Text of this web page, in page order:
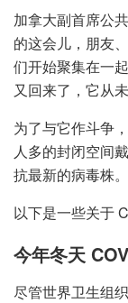
加拿大副首席公
的这会儿，朋友
们开始聚集在一
又回来了，它从
为了与它作斗争
人多的封闭空间
抗最新的病毒株。
以下是一些关于
今年冬天
尽管世界卫生组